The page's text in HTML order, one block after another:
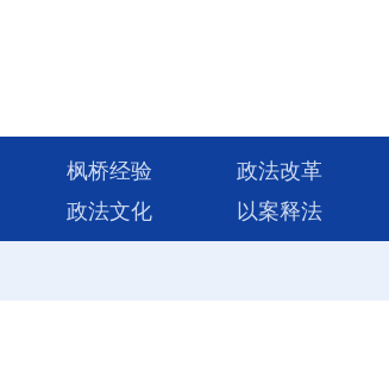
枫桥经验 政法改革
政法文化 以案释法